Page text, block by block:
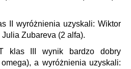
II wyróżnienia uzyskali: Wiktor
Zubareva (2 alfa).
klas III wynik bardzo dobry
a wyróżnienia uzyskali: